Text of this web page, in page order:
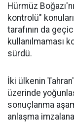
Hürmüz
kontrolü"
tarafının da
kullanılmaması
sürdü.
İki ülkenin
üzerinde
sonuçlanma
anlaşma